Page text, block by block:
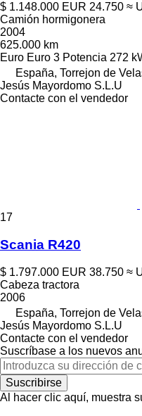
$ 1.148.000 EUR 24.750 ≈
Camión hormigonera
2004
625.000 km
Euro Euro 3 Potencia 272
España, Torrejon de
Jesús Mayordomo S.L.U
Contacte con el vendedor
17
Scania R420
$ 1.797.000 EUR 38.750 ≈
Cabeza tractora
2006
España, Torrejon de
Jesús Mayordomo S.L.U
Contacte con el vendedor
Suscríbase a los nuevos
Suscribirse
Al hacer clic aquí, muestra